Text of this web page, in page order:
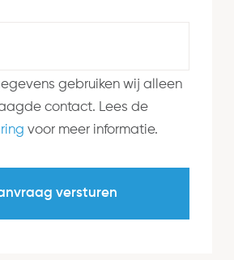
gebruiken wij alleen
contact. Lees de
voor meer informatie.